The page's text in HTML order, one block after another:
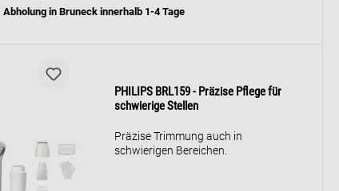
Abholung in Bruneck innerhalb 1-4 Tage
PHILIPS BRL159 - Präzise Pflege für
schwierige Stellen
Präzise Trimmung auch in
schwierigen Bereichen.